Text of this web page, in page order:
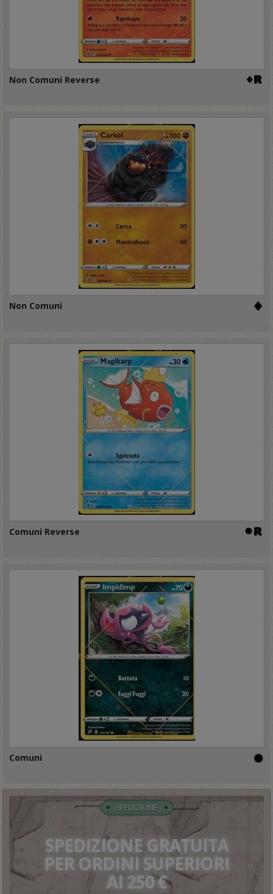
Non Comuni Reverse
Non Comuni
Comuni Reverse
Comuni
SPEDIZIONE
SPEDIZIONE GRATUITA
PER ORDINI SUPERIORI
AI 250 €